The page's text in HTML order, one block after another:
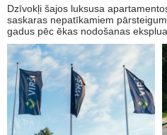
Dzīvokļi šajos luksusa
saskaras nepatīkamiem
gadus pēc ēkas nodošanas